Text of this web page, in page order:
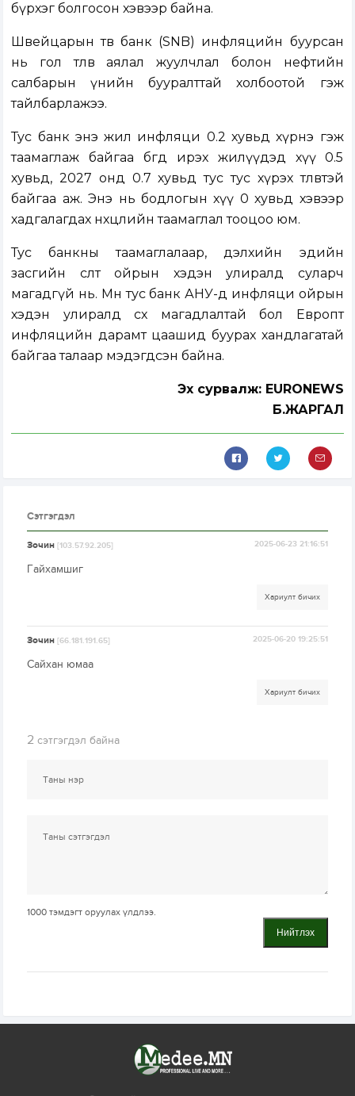
бүрхэг болгосон хэвээр байна.
Швейцарын төв банк (SNB) инфляцийн буурсан
нь гол төлөв аялал жуулчлал болон нефтийн
салбарын үнийн бууралттай холбоотой гэж
тайлбарлажээ.
Тус банк энэ жил инфляци 0.2 хувьд хүрнэ гэж
таамаглаж байгаа бөгөөд ирэх жилүүдэд хүү 0.5
хувьд, 2027 онд 0.7 хувьд тус тус хүрэх төлөвтэй
байгаа аж. Энэ нь бодлогын хүү 0 хувьд хэвээр
хадгалагдах нөхцлийн таамаглал тооцоо юм.
Тус банкны таамаглалаар, дэлхийн эдийн
засгийн өсөлт ойрын хэдэн улиралд суларч
магадгүй нь. Мөн тус банк АНУ-д инфляци ойрын
хэдэн улиралд өсөх магадлалтай бол Европт
инфляцийн дарамт цаашид буурах хандлагатай
байгаа талаар мэдэгдсэн байна.
Эх сурвалж: EURONEWS
Б.ЖАРГАЛ
Сэтгэгдэл
Зочин[103.57.92.205] 2025-06-23 21:16:51
Гайхамшиг
Хариулт бичих
Зочин[66.181.191.65] 2025-06-20 19:25:51
Сайхан юмаа
Хариулт бичих
2 сэтгэгдэл байна
1000 тэмдэгт оруулах үлдлээ.
Нийтлэх